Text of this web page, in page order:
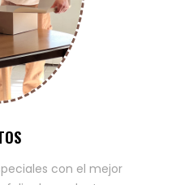
con el mejor